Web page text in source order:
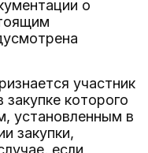
о
участник
закупке которого
установленным в
закупки,
если